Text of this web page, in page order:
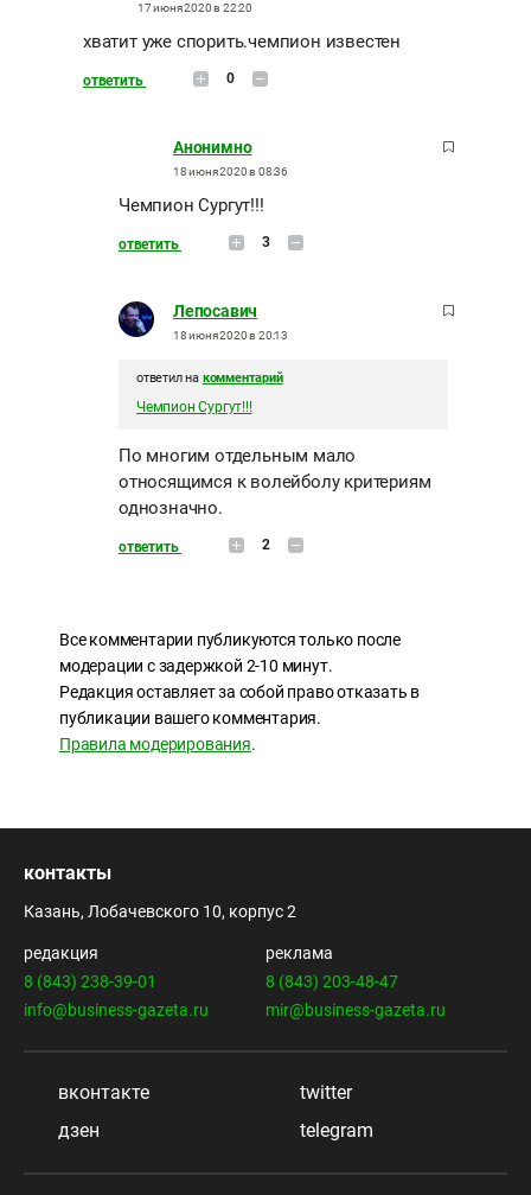
17 июня 2020 в 22:20
хватит уже спорить.чемпион известен
ответить 0
Анонимно
18 июня 2020 в 08:36
Чемпион Сургут!!!
ответить 3
Лепосавич
18 июня 2020 в 20:13
ответил на комментарий
Чемпион Сургут!!!
По многим отдельным мало
относящимся к волейболу критериям
однозначно.
ответить 2
Все комментарии публикуются только после
модерации с задержкой 2-10 минут.
Редакция оставляет за собой право отказать в
публикации вашего комментария.
Правила модерирования.
контакты
Казань, Лобачевского 10, корпус 2
редакция
8 (843) 238-39-01
info@business-gazeta.ru
реклама
8 (843) 203-48-47
mir@business-gazeta.ru
вконтакте
twitter
дзен
telegram